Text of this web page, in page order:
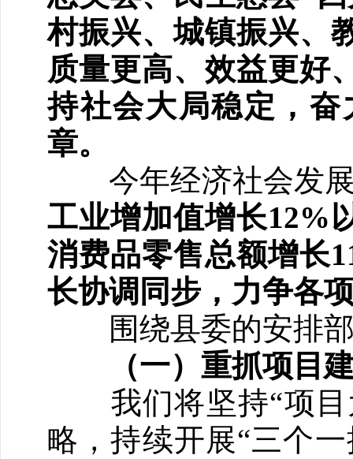
村振兴、城镇振兴、
质量更高、效益更好
持社会大局稳定，
章。
今年经济社会发
工业增加值增长12%
消费品零售总额增长
长协调同步，力争各
围绕县委的安排部
（一）重抓项目
我们将坚持“项目
略，持续开展“三个